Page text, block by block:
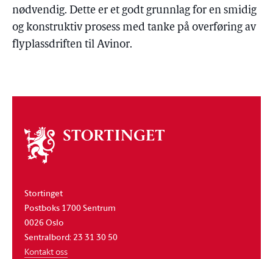
nødvendig. Dette er et godt grunnlag for en smidig
og konstruktiv prosess med tanke på overføring av
flyplassdriften til Avinor.
Om
stortinget
Stortinget
Postboks 1700 Sentrum
0026 Oslo
Sentralbord: 23 31 30 50
Kontakt oss